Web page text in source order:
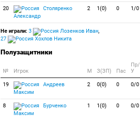
20
Столяренко
Александр
2 1(0) 0 1/0
Не играли: 3 Лозенков Иван,
27
Хохлов Никита
Полузащитники
№ Игрок M З(ЗП) Пас
Пр/
У
19
Андреев
Максим
2 0(0) 0 0/0
8
Бурченко
Максим
1 1(0) 0 0/0